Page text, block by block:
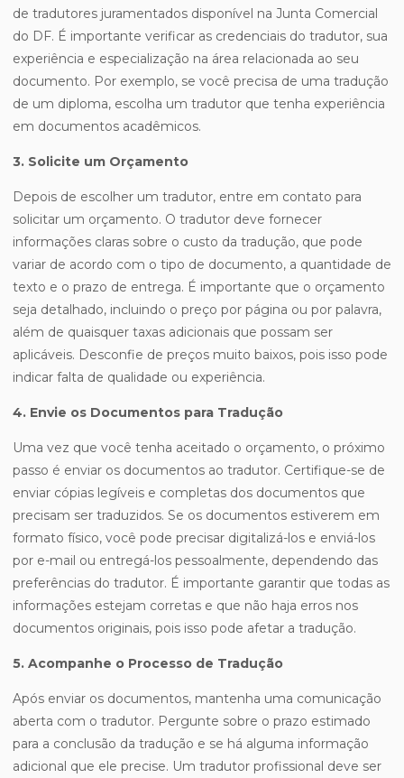
de tradutores juramentados disponível na Junta Comercial
do DF. É importante verificar as credenciais do tradutor, sua
experiência e especialização na área relacionada ao seu
documento. Por exemplo, se você precisa de uma tradução
de um diploma, escolha um tradutor que tenha experiência
em documentos acadêmicos.
3. Solicite um Orçamento
Depois de escolher um tradutor, entre em contato para
solicitar um orçamento. O tradutor deve fornecer
informações claras sobre o custo da tradução, que pode
variar de acordo com o tipo de documento, a quantidade de
texto e o prazo de entrega. É importante que o orçamento
seja detalhado, incluindo o preço por página ou por palavra,
além de quaisquer taxas adicionais que possam ser
aplicáveis. Desconfie de preços muito baixos, pois isso pode
indicar falta de qualidade ou experiência.
4. Envie os Documentos para Tradução
Uma vez que você tenha aceitado o orçamento, o próximo
passo é enviar os documentos ao tradutor. Certifique-se de
enviar cópias legíveis e completas dos documentos que
precisam ser traduzidos. Se os documentos estiverem em
formato físico, você pode precisar digitalizá-los e enviá-los
por e-mail ou entregá-los pessoalmente, dependendo das
preferências do tradutor. É importante garantir que todas as
informações estejam corretas e que não haja erros nos
documentos originais, pois isso pode afetar a tradução.
5. Acompanhe o Processo de Tradução
Após enviar os documentos, mantenha uma comunicação
aberta com o tradutor. Pergunte sobre o prazo estimado
para a conclusão da tradução e se há alguma informação
adicional que ele precise. Um tradutor profissional deve ser